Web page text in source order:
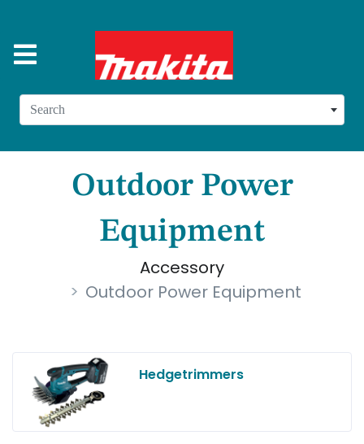
Search
Outdoor Power
Equipment
Accessory
Outdoor Power Equipment
Hedgetrimmers